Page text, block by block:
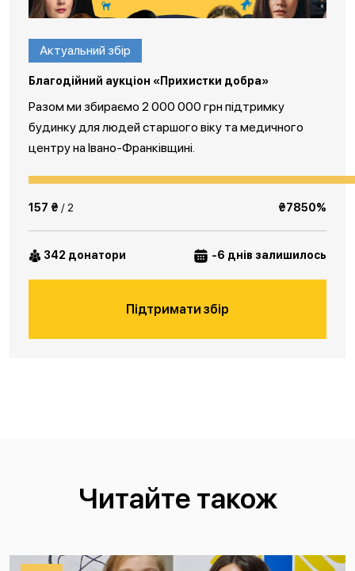
Актуальний збір
Благодійний аукціон «Прихистки добра»
Разом ми збираємо 2 000 000 грн підтримку
будинку для людей старшого віку та медичного
центру на Івано-Франківщині.
157 ₴ / 2 ₴7850%
342 донатори -6 днів залишилось
Підтримати збір
Читайте також